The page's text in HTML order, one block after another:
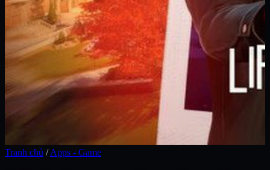
Tranh chủ / Apps - Game